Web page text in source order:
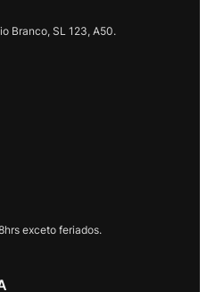
Branco, SL 123, A50.
exceto feriados.